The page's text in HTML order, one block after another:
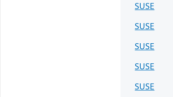
SUSE
SUSE
SUSE
SUSE
SUSE